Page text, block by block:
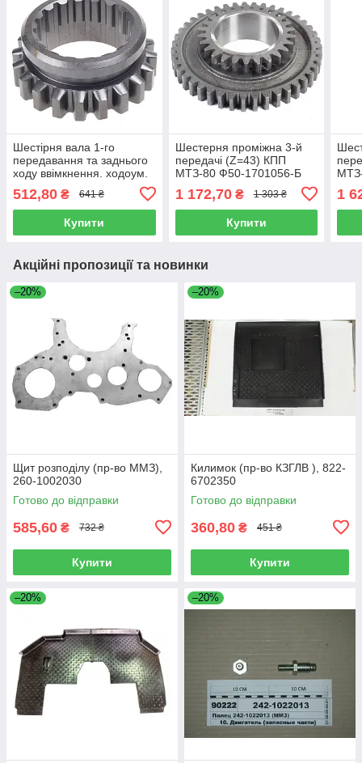
Шестірня вала 1-го
передавання та заднього
ходу ввімкнення. ходоум.
(AGH), 70-1701072
512,80 ₴ 641 ₴
Купити
Шестерня проміжна 3-й
передачі (Z=43) КПП
МТЗ-80 Ф50-1701056-Б
1 172,70₴ 1 303 ₴
Купити
1
Акційні пропозиції та новинки
–20%
Щит розподілу (пр-во ММЗ),
260-1002030
Готово до відправки
585,60 ₴ 732 ₴
Купити
–20%
Килимок (пр-во КЗГЛВ ), 822-
6702350
Готово до відправки
360,80 ₴ 451 ₴
Купити
–20% –20%